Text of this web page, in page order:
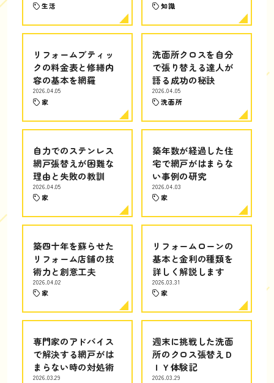
生活 知識
リフォームブティッ
クの料金表と修繕内
容の基本を網羅
2026.04.05
家
洗面所クロスを自分
で張り替える達人が
語る成功の秘訣
2026.04.05
洗面所
自力でのステンレス
網戸張替えが困難な
理由と失敗の教訓
2026.04.05
家
築年数が経過した住
宅で網戸がはまらな
い事例の研究
2026.04.03
家
築四十年を蘇らせた
リフォーム店舗の技
術力と創意工夫
2026.04.02
家
リフォームローンの
基本と金利の種類を
詳しく解説します
2026.03.31
家
専門家のアドバイス
で解決する網戸がは
まらない時の対処術
2026.03.29
週末に挑戦した洗面
所のクロス張替えＤ
ＩＹ体験記
2026.03.29